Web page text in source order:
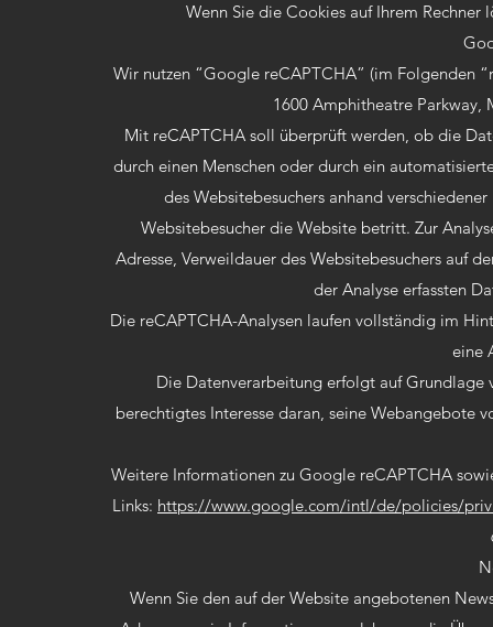
Wenn Sie die Cookies auf Ihrem
Wir nutzen “Google reCAPTCHA” (im Folgenden
1600 Amphitheatre Parkway,
Mit reCAPTCHA soll überprüft werden, ob die
durch einen Menschen oder durch ein
des Websitebesuchers anhand
Websitebesucher die Website betritt. Zur
Adresse, Verweildauer des Websitebesuchers auf
der Analyse erfassten
Die reCAPTCHA-Analysen laufen vollständig im
eine
Die Datenverarbeitung erfolgt auf
berechtigtes Interesse daran, seine Webangebote
Weitere Informationen zu Google reCAPTCHA
Links: https://www.google.com/intl/de/policies/
Wenn Sie den auf der Website angebotenen